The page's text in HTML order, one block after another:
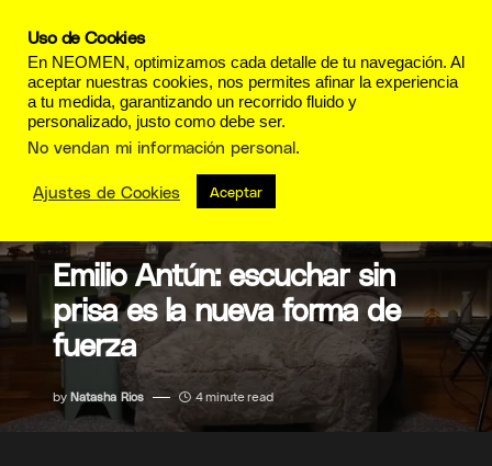
Emilio Antún: escuchar sin
prisa es la nueva forma de
fuerza
by Natasha Rios 4 minute read
Uso de Cookies
En NEOMEN, optimizamos cada detalle de tu navegación. Al
aceptar nuestras cookies, nos permites afinar la experiencia
a tu medida, garantizando un recorrido fluido y
personalizado, justo como debe ser.
No vendan mi información personal.
Ajustes de Cookies Aceptar